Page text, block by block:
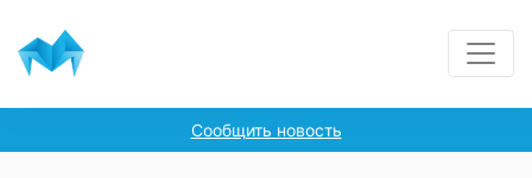
Сообщить новость